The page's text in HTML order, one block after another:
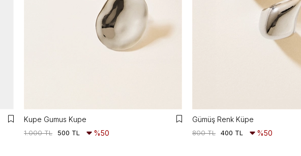
Kupe Gumus Kupe
500 TL
1.000 TL %50
Gümüş Renk Küpe
400 TL
800 TL %50